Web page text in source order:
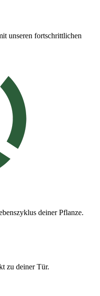
unseren fortschrittlichen
deiner Pflanze.
zu deiner Tür.